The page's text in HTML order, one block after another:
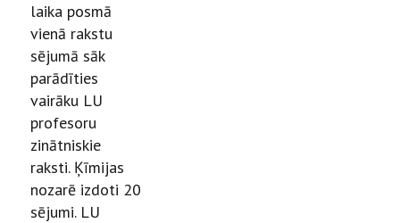
laika posmā
vienā rakstu
sējumā sāk
parādīties
vairāku LU
profesoru
zinātniskie
raksti. Ķīmijas
nozarē izdoti 20
sējumi. LU